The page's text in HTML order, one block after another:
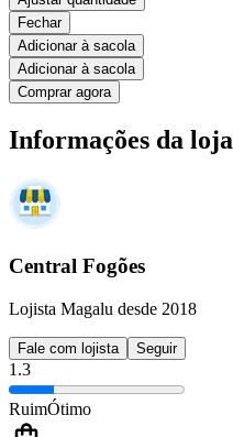
Fechar
Adicionar à sacola
Adicionar à sacola
Comprar agora
Informações da loja
Central Fogões
Lojista Magalu desde 2018
Fale com lojista Seguir
1.3
RuimÓtimo